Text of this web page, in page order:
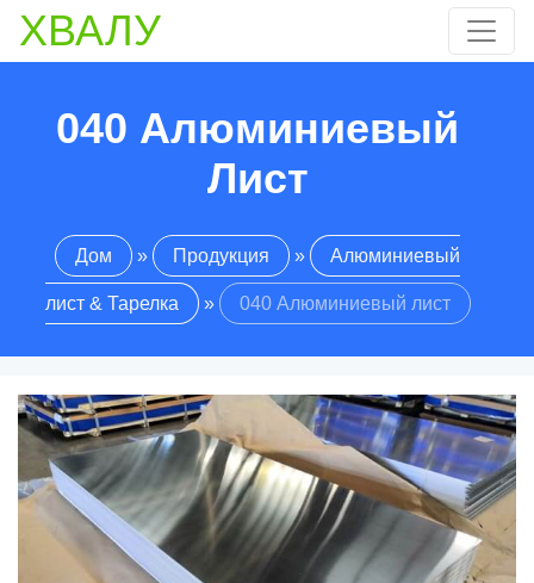
ХВАЛУ
040 Алюминиевый
Лист
Дом » Продукция » Алюминиевый
лист & Тарелка » 040 Алюминиевый лист